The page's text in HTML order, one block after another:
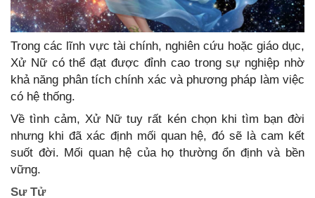
Trong các lĩnh vực tài chính, nghiên cứu hoặc giáo dục,
Xử Nữ có thể đạt được đỉnh cao trong sự nghiệp nhờ
khả năng phân tích chính xác và phương pháp làm việc
có hệ thống.
Về tình cảm, Xử Nữ tuy rất kén chọn khi tìm bạn đời
nhưng khi đã xác định mối quan hệ, đó sẽ là cam kết
suốt đời. Mối quan hệ của họ thường ổn định và bền
vững.
Sư Tử